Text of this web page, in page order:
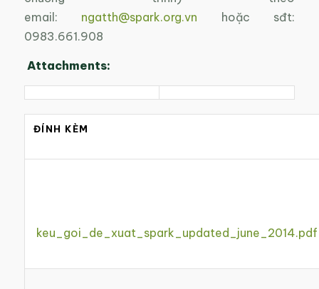
email: ngatth@spark.org.vn hoặc sđt:
0983.661.908
Attachments:
ĐÍNH KÈM
keu_goi_de_xuat_spark_updated_june_2014.pdf